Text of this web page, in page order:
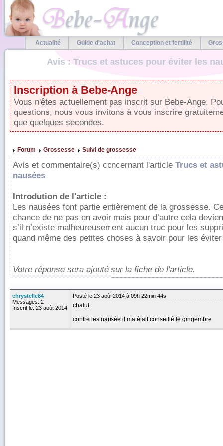
Actualité Guide d'achat Conception et fertilité
Avis : Trucs et astuces pour éviter les
Inscription à Bebe-Ange
Vous n'êtes actuellement pas inscrit sur Bebe-Ange.
questions, nous vous invitons à vous inscrire
que quelques secondes.
Forum Grossesse Suivi de grossesse
Avis et commentaire(s) concernant l'article Trucs et
nausées
Introdution de l'article :
Les nausées font partie entièrement de la grossesse.
chance de ne pas en avoir mais pour d’autre cela
s’il n’existe malheureusement aucun truc pour les
quand même des petites choses à savoir pour les
Votre réponse sera ajouté sur la fiche de l'article.
chrystelle84
Messages: 2
Inscrit le: 23 août 2014
Posté le 23 août 2014 à 09h 22min 44s
chalut
contre les nausée il ma était conseillé le gingembre